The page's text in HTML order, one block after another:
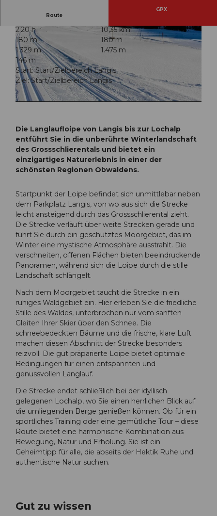
© Obwalden Tourismus, Obwalden Tourismus
Route
GPX
2:20 h
10,35 km
180 m
180 m
1.329 m
1.475 m
146 m
Start: Start/Zielbereich Langis
Ziel: Start/Zielbereich Langis
Die Langlaufloipe von Langis bis zur Lochalp
entführt Sie in die unberührte Winterlandschaft
des Grossschlierentals und bietet ein
einzigartiges Naturerlebnis in einer der
schönsten Regionen Obwaldens.
Startpunkt der Loipe befindet sich unmittlebar neben
dem Parkplatz Langis, von wo aus sich die Strecke
leicht ansteigend durch das Grossschlierental zieht.
Die Strecke verläuft über weite Strecken gerade und
führt Sie durch ein geschütztes Moorgebiet, das im
Winter eine mystische Atmosphäre ausstrahlt. Die
verschneiten, offenen Flächen bieten beeindruckende
Panoramen, während sich die Loipe durch die stille
Landschaft schlängelt.
Nach dem Moorgebiet taucht die Strecke in ein
ruhiges Waldgebiet ein. Hier erleben Sie die friedliche
Stille des Waldes, unterbrochen nur vom sanften
Gleiten Ihrer Skier über den Schnee. Die
schneebedeckten Bäume und die frische, klare Luft
machen diesen Abschnitt der Strecke besonders
reizvoll. Die gut präparierte Loipe bietet optimale
Bedingungen für einen entspannten und
genussvollen Langlauf.
Die Strecke endet schließlich bei der idyllisch
gelegenen Lochalp, wo Sie einen herrlichen Blick auf
die umliegenden Berge genießen können. Ob für ein
sportliches Training oder eine gemütliche Tour – diese
Route bietet eine harmonische Kombination aus
Bewegung, Natur und Erholung. Sie ist ein
Geheimtipp für alle, die abseits der Hektik Ruhe und
authentische Natur suchen.
Gut zu wissen